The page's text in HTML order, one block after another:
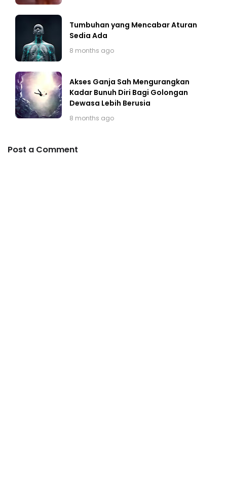
Tumbuhan yang Mencabar Aturan
Sedia Ada
8 months ago
Akses Ganja Sah Mengurangkan
Kadar Bunuh Diri Bagi Golongan
Dewasa Lebih Berusia
8 months ago
Post a Comment